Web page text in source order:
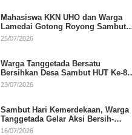
Mahasiswa KKN UHO dan Warga
Lamedai Gotong Royong Sambut
HUT Ke-81 RI
25/07/2026
Warga Tanggetada Bersatu
Bersihkan Desa Sambut HUT Ke-81
RI
23/07/2026
Sambut Hari Kemerdekaan, Warga
Tanggetada Gelar Aksi Bersih-
Bersih Desa
16/07/2026